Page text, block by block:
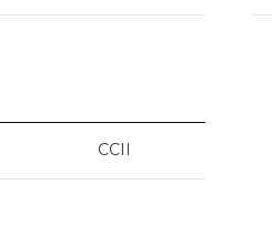
CCII